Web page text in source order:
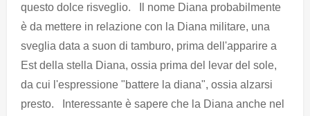
questo dolce risveglio. Il nome Diana probabilmente
è da mettere in relazione con la Diana militare, una
sveglia data a suon di tamburo, prima dell'apparire a
Est della stella Diana, ossia prima del levar del sole,
da cui l'espressione "battere la diana", ossia alzarsi
presto. Interessante è sapere che la Diana anche nel